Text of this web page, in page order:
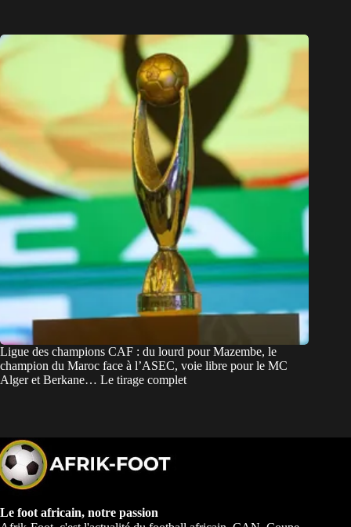
Ligue des champions CAF : du lourd pour Mazembe, le
champion du Maroc face à l’ASEC, voie libre pour le MC
Alger et Berkane… Le tirage complet
Le foot africain, notre passion